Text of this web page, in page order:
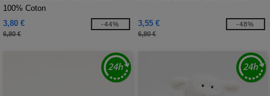
100% Coton
3,80 €
6,80 €
-44% 3,55 €
6,80 €
-48%